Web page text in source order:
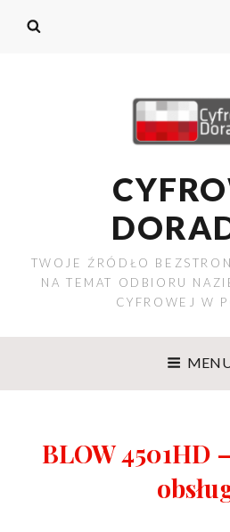
TWOJE ŹRÓDŁO
NA TEMAT ODBIORU
CYFROWEJ W
BLOW 4501HD